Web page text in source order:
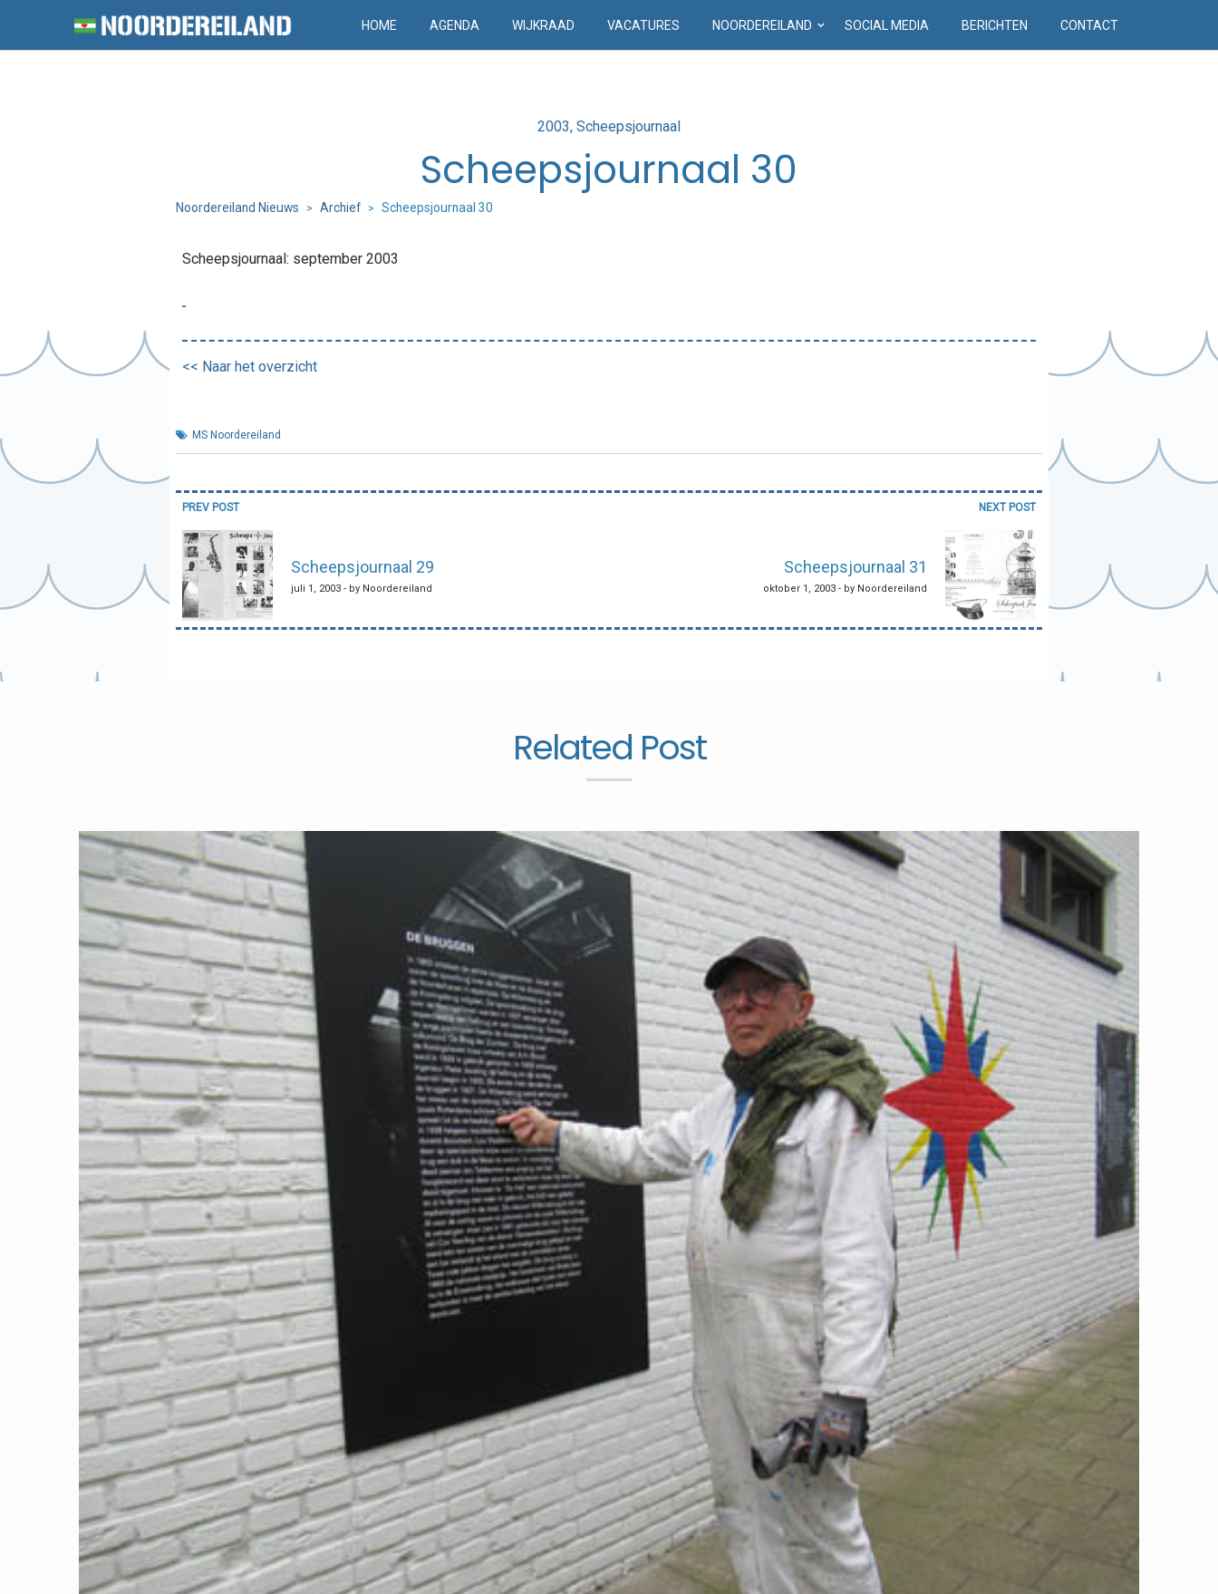
HOME AGENDA WIJKRAAD VACATURES NOORDEREILAND SOCIAL MEDIA BERICHTEN CONTACT
Posted
2003 Scheepsjournaal
Scheepsjournaal 30
Noordereiland Nieuws > Archief > Scheepsjournaal 30
Scheepsjournaal: september 2003
<< Naar het overzicht
MS Noordereiland
Bericht
navigatie
PREV POST
Scheepsjournaal 29
juli 1, 2003 - by Noordereiland
NEXT POST
Scheepsjournaal 31
oktober 1, 2003 - by Noordereiland
Related Post